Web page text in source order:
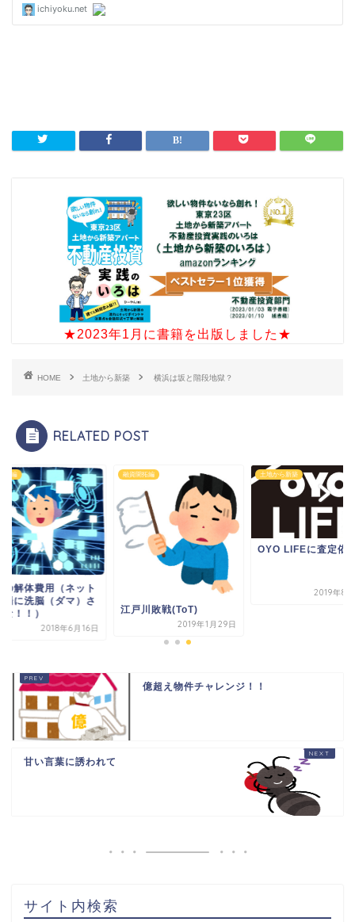
★2023年1月に書籍を出版しました★
HOME 土地から新築 横浜は坂と階段地獄？
RELATED POST
済編
の解体費用（ネット
場に洗脳（ダマ）さ
！！）
2018年6月16日
融資開拓編
江戸川敗戦(ToT)
2019年1月29日
土地から新築
OYO LIFEに査定依
2019年8
億超え物件チャレンジ！！
甘い言葉に誘われて
サイト内検索
HOME
書籍出版
問い合わせ